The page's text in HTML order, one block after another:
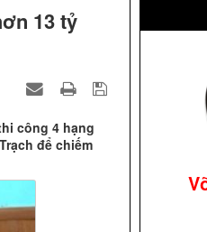
13 tỷ
công 4 hạng
để chiếm